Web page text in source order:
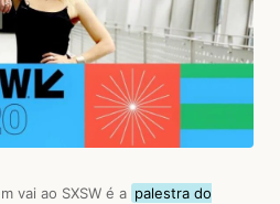
vai ao SXSW é a palestra do